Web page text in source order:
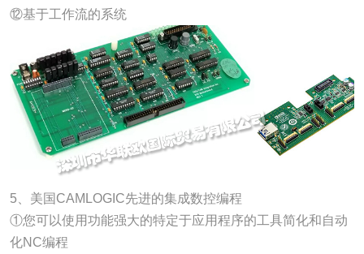
⑫基于工作流的系统
5、美国CAMLOGIC先进的集成数控编程
①您可以使用功能强大的特定于应用程序的工具简化和自动
化NC编程